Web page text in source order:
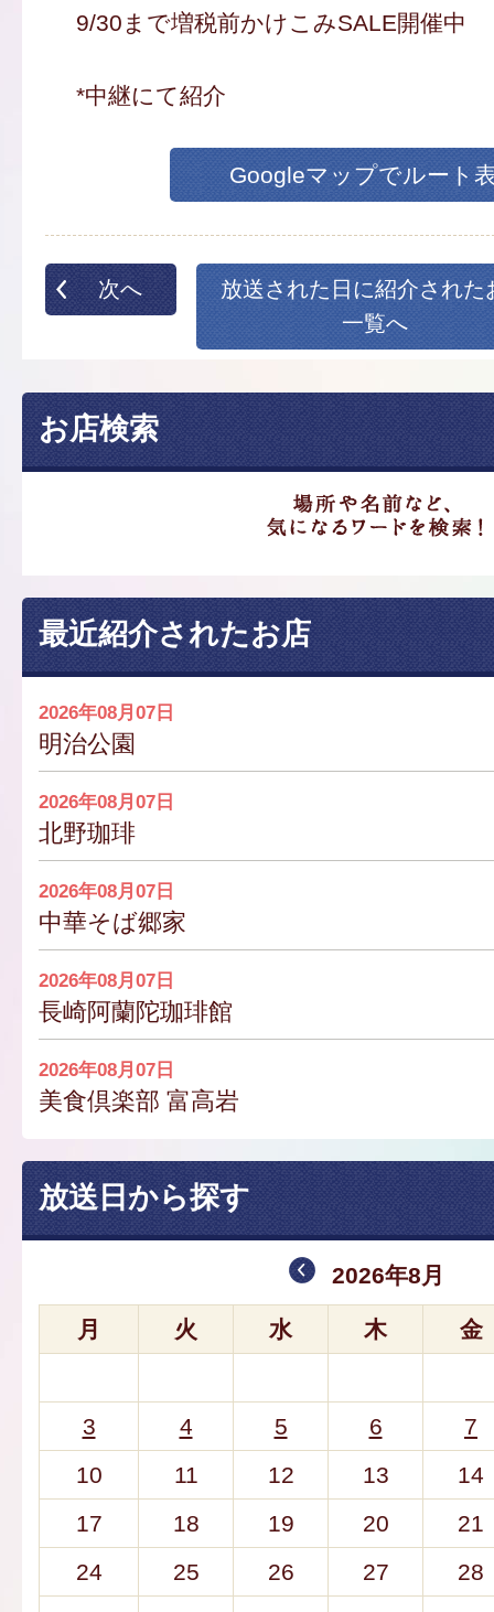
9/30まで増税前かけこみSALE開催中
*中継にて紹介
Googleマップでルート
次へ
放送された日に紹介された
一覧へ
お店検索
最近紹介されたお店
2026年08月07日
明治公園
2026年08月07日
北野珈琲
2026年08月07日
中華そば郷家
2026年08月07日
長崎阿蘭陀珈琲館
2026年08月07日
美食倶楽部 富高岩
放送日から探す
2026年8月
月 火 水 木 金
3 4 5 6
7
10
11 12 13
14
17
18 19 20
21
24
25 26 27
28